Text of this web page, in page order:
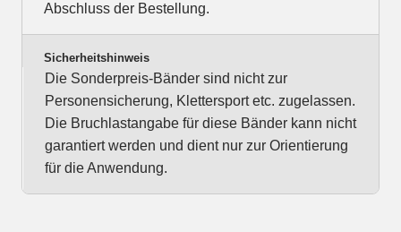
Abschluss der Bestellung.
Sicherheitshinweis
Die Sonderpreis-Bänder sind nicht zur
Personensicherung, Klettersport etc. zugelassen.
Die Bruchlastangabe für diese Bänder kann nicht
garantiert werden und dient nur zur Orientierung
für die Anwendung.